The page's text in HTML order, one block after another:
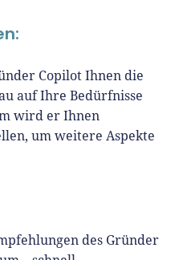
Copilot Ihnen die
auf Ihre Bedürfnisse
wird er Ihnen
um weitere Aspekte
des Gründer